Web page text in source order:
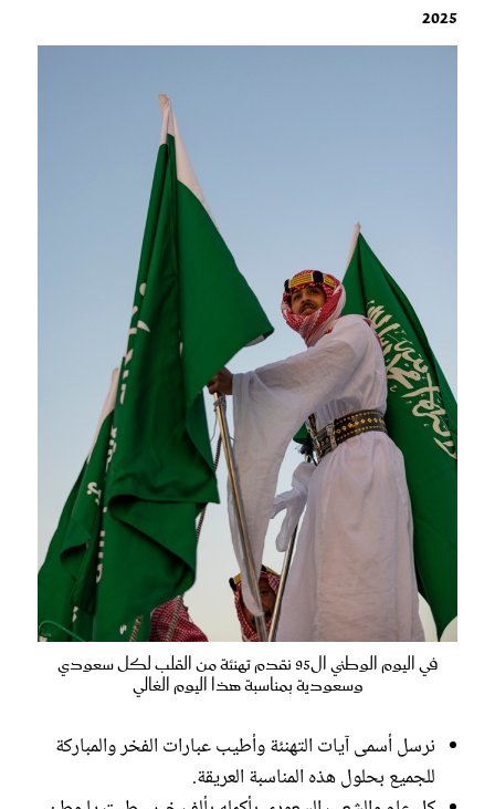
2025
في اليوم الوطني ال95 نقدم تهنئة من القلب لكل سعودي
وسعودية بمناسبة هذا اليوم الغالي
نرسل أسمى آيات التهنئة وأطيب عبارات الفخر والمباركة
للجميع بحلول هذه المناسبة العريقة.